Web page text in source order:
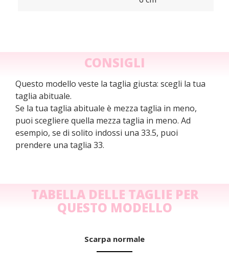
CONSIGLI
Questo modello veste la taglia giusta: scegli la tua
taglia abituale.
Se la tua taglia abituale è mezza taglia in meno,
puoi scegliere quella mezza taglia in meno. Ad
esempio, se di solito indossi una 33.5, puoi
prendere una taglia 33.
TABELLA DELLE TAGLIE PER
QUESTO MODELLO
Scarpa normale